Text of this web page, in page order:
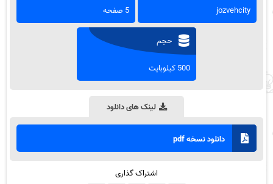
jozvehcity 5 صفحه
حجم
500 کیلوبایت
لینک های دانلود
دانلود نسخه pdf
اشتراک گذاری